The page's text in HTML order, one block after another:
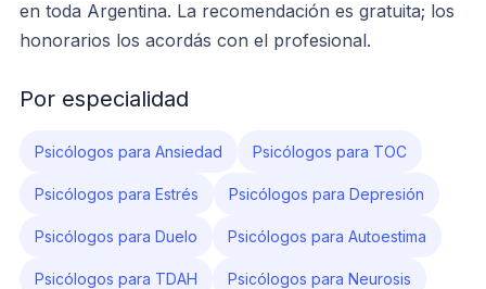
en toda Argentina. La recomendación es gratuita; los
honorarios los acordás con el profesional.
Por especialidad
Psicólogos para Ansiedad Psicólogos para TOC
Psicólogos para Estrés Psicólogos para Depresión
Psicólogos para Duelo Psicólogos para Autoestima
Psicólogos para TDAH Psicólogos para Neurosis